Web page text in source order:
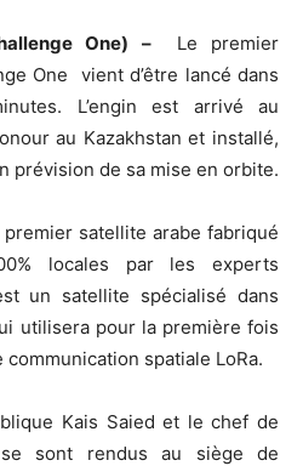
One) –
Le premier
One vient d’être lancé dans
L’engin est arrivé au
au Kazakhstan et installé,
prévision de sa mise en orbite.
satellite arabe fabriqué
locales par les experts
un satellite spécialisé dans
utilisera pour la première fois
spatiale LoRa.
Kais Saied et le chef de
sont rendus au siège de